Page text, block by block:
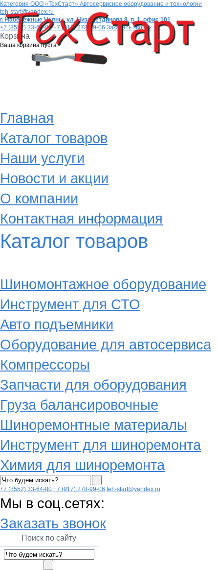
Категория ООО «ТехСтарт» Автосервисное оборудование и технологии
teh-start@yandex.ru
г. Набережные Челны, ул. Низаметдинова 8, п. 1, офис 101
+7 (8552) 33-64-80 +7 (917) 278-99-06 Заказать звонок
Корзина
Ваша корзина пуста
Главная
Каталог товаров
Наши услуги
Новости и акции
О компании
Контактная информация
Каталог товаров
Шиномонтажное оборудование
Инструмент для СТО
Авто подъемники
Оборудование для автосервиса
Компрессоры
Запчасти для оборудования
Груза балансировочные
Шиноремонтные материалы
Инструмент для шиноремонта
Химия для шиноремонта
+7 (8552) 33-64-80 +7 (917) 278-99-06 teh-start@yandex.ru
Мы в соц.сетях:
Заказать звонок
Поиск по сайту